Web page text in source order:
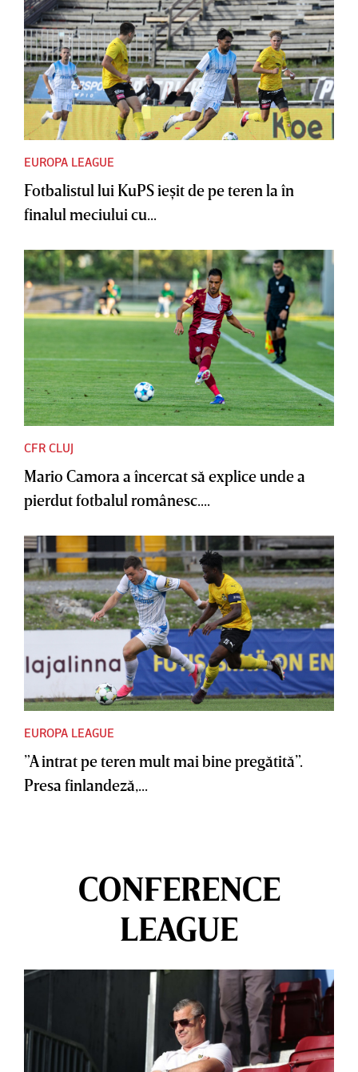
EUROPA LEAGUE
Fotbalistul lui KuPS ieşit de pe teren la în
finalul meciului cu...
CFR CLUJ
Mario Camora a încercat să explice unde a
pierdut fotbalul românesc....
EUROPA LEAGUE
”A intrat pe teren mult mai bine pregătită”.
Presa finlandeză,...
CONFERENCE
LEAGUE